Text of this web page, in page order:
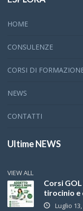
HOME
CONSULENZE
CORSI DI
NEWS
CONTATTI
Ultime NEWS
VIEW ALL
Corsi
tirocinio e
Luglio